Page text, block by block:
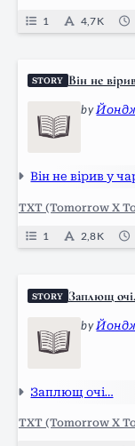
1 4,7 K
STORY Він не
by
Він не вірив у
TXT (Tomorrow X
1 2,8 K
STORY Заплющ
by
Заплющ очі…
TXT (Tomorrow X